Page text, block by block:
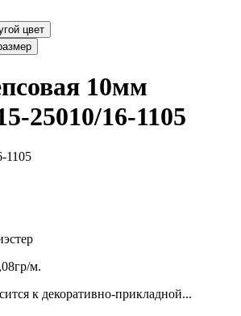
Выбрать другой цвет
10мм
25010/16-1105
1105
м.
к декоративно-прикладной...